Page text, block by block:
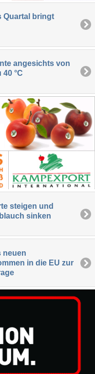
Quartal bringt
angesichts von
°C
steigen und
sinken
neuen
in die EU zur